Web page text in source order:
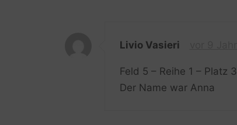
Livio Vasieri
Feld 5 – Reihe 1 – Platz 3
Der Name war Anna